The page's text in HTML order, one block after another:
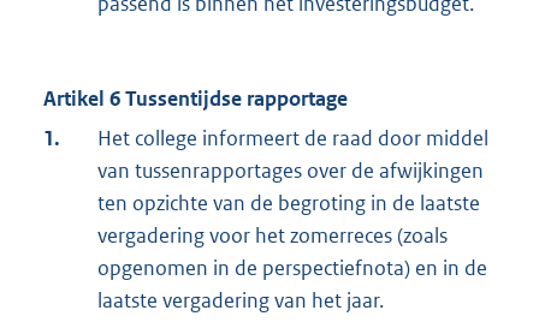
Artikel 6 Tussentijdse rapportage
1.
Het college informeert de raad door middel
van tussenrapportages over de afwijkingen
ten opzichte van de begroting in de laatste
vergadering voor het zomerreces (zoals
opgenomen in de perspectiefnota) en in de
laatste vergadering van het jaar.